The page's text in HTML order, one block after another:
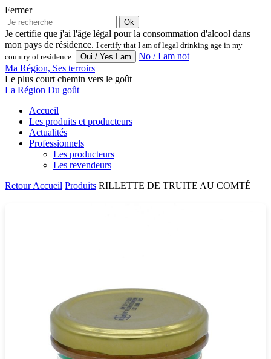
Fermer
Ok
Je certifie que j'ai l'âge légal pour la consommation d'alcool dans
mon pays de résidence. I certify that I am of legal drinking age in my
country of residence.
No / I am not
Ma Région, Ses terroirs
Le plus court chemin vers le goût
La Région Du goût
Accueil
Les produits et producteurs
Actualités
Professionnels
Les producteurs
Les revendeurs
RetourAccueil Produits RILLETTE DE TRUITE AU COMTÉ